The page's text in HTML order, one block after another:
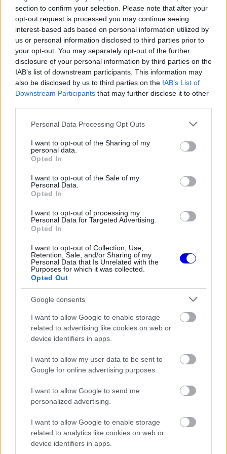
section to confirm your selection. Please note that after your
opt-out request is processed you may continue seeing
interest-based ads based on personal information utilized by
us or personal information disclosed to third parties prior to
your opt-out. You may separately opt-out of the further
disclosure of your personal information by third parties on the
IAB’s list of downstream participants. This information may
also be disclosed by us to third parties on the IAB’s List of
Downstream Participants that may further disclose it to other
Please note that this website/app uses one or more Google
not limited to your visit or usage behaviour. You may click to
grant or deny consent to Google and its third-party tags to
use your data for below specified purposes in below Google
consent section.
Personal Data Processing Opt Outs
I want to opt-out of the Sharing of my
personal data.
Opted In
I want to opt-out of the Sale of my
Personal Data.
Opted In
I want to opt-out of processing my
Personal Data for Targeted Advertising.
Opted In
I want to opt-out of Collection, Use,
Retention, Sale, and/or Sharing of my
Personal Data that Is Unrelated with the
Purposes for which it was collected.
Opted Out
Google consents
I want to allow Google to enable storage
related to advertising like cookies on web or
device identifiers in apps.
I want to allow my user data to be sent to
Google for online advertising purposes.
I want to allow Google to send me
personalized advertising.
I want to allow Google to enable storage
related to analytics like cookies on web or
device identifiers in apps.
„Jól látható a frusztráció a Williams mindkét
pilótáján. Szerintem Albon talán még egy kicsit
frusztráltabb is, hiszen nemrég ő lett az a
versenyző, aki a legtöbb futamon indult a
élcsapathoz.”
EZEKET IS AJÁNLJUK
suttognak a Red Bullnál
FORMA-1
A McLaren korábbi szerelője
debütálásáról
FORMA-1
Újra harcban a győzelemért – ez
hozza meg Lewis Hamilton
„Nagyon erősen kötődik ahhoz a szinthez. Ez
benne van a DNS-ében, mindig mindent belead.
Ezért úgy érzem, az ő csalódottsága nagyobb
lehet, mint Carlosé, aki valljuk be, biztosan figyeli